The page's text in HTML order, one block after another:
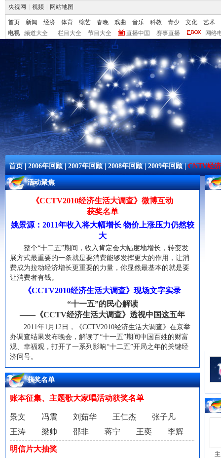
央视网 视频 网站地图
首页 新闻 经济 体育 综艺 春晚 戏曲 音乐 科教 青少 文化
艺术
电视
频道大全 栏目大全 节目大全 直播中国 赛事直播 网络
首页|2006年回顾|2007年回顾|2008年回顾|2009年回顾|CNTV经
活动聚焦
《CCTV2010经济生活大调查》微博互动
获奖名单
姚景源：2011年收入将大幅增长 物价上涨压力仍然较
大
整个“十二五”期间，收入肯定会大幅度地增长，转变发
展方式最重要的一条就是要消费能够发挥更大的作用，让消
费成为拉动经济增长更重要的力量，你显然最基本的就是要
让消费者有钱。
《CCTV2010经济生活大调查》现场文字实录
“十一五”的民心解读
——《CCTV经济生活大调查》透视中国这五年
2011年1月12日，《CCTV2010经济生活大调查》在京举
办调查结果发布晚会，解读了“十一五”期间中国百姓的财富
观、幸福观，打开了一系列影响“十二五”开局之年的关键经
济问号。
获奖名单
账本征集、主题歌大家唱活动获奖名单
景文 冯震 刘茹华 王仁杰 张子凡
王涛 梁帅 邵非 蒋宁 王奕 李辉
明信片大抽奖